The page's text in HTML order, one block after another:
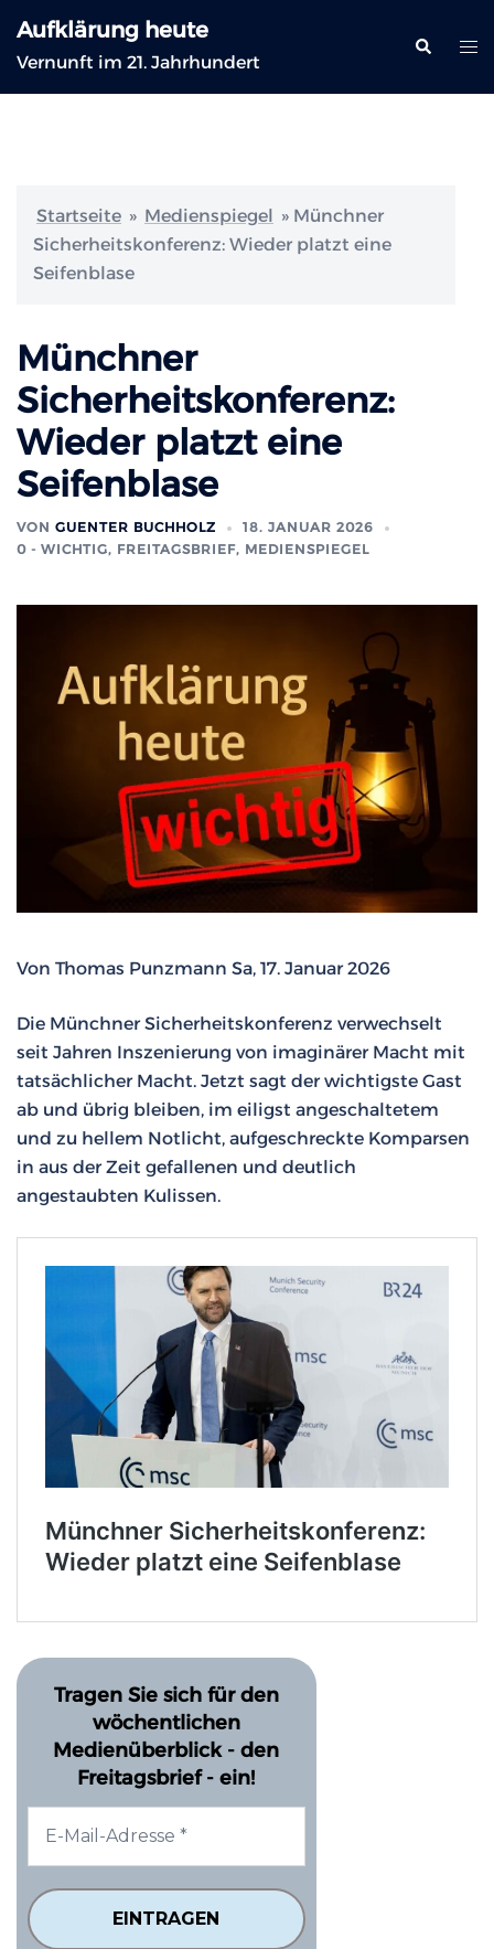
Inhalt
springen
Aufklärung heute
Vernunft im 21. Jahrhundert
Suche
Startseite » Medienspiegel » Münchner
Sicherheitskonferenz: Wieder platzt eine
Seifenblase
Münchner
Sicherheitskonferenz:
Wieder platzt eine
Seifenblase
VON GUENTER BUCHHOLZ
18. JANUAR 2026
0 - WICHTIG, FREITAGSBRIEF, MEDIENSPIEGEL
Von Thomas Punzmann Sa, 17. Januar 2026
Die Münchner Sicherheitskonferenz verwechselt
seit Jahren Inszenierung von imaginärer Macht mit
tatsächlicher Macht. Jetzt sagt der wichtigste Gast
ab und übrig bleiben, im eiligst angeschaltetem
und zu hellem Notlicht, aufgeschreckte Komparsen
in aus der Zeit gefallenen und deutlich
angestaubten Kulissen.
Tragen Sie sich für den
wöchentlichen
Medienüberblick - den
Freitagsbrief - ein!